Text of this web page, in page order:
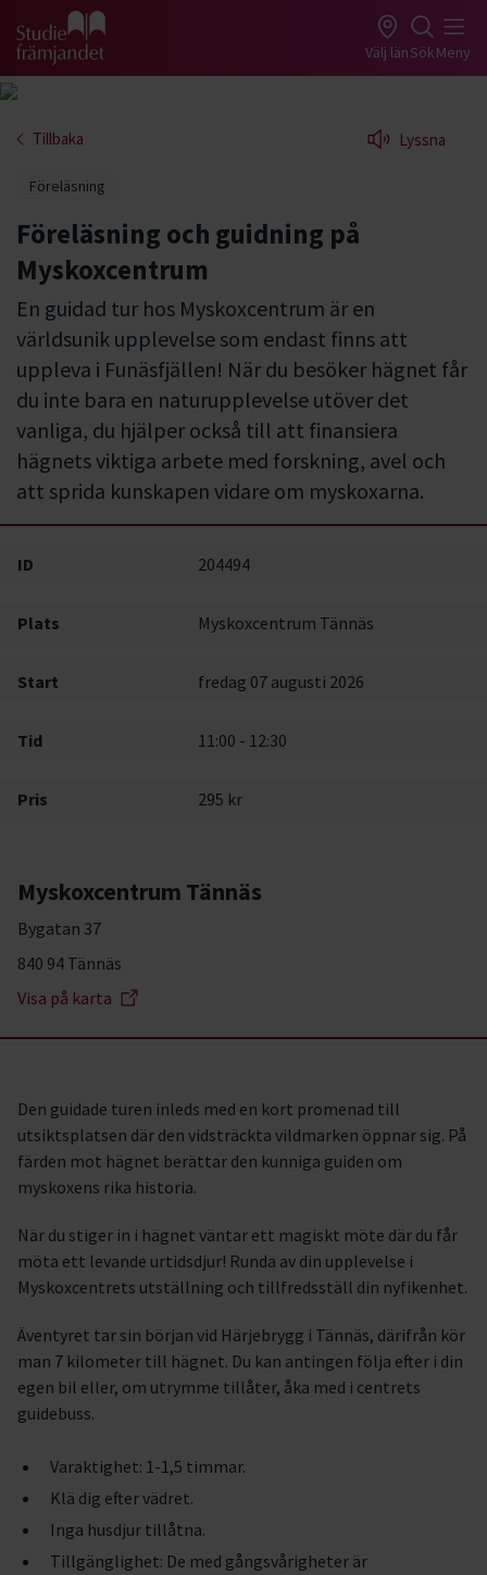
Gå till studiefrämjandets startsida Välj länSökMeny
Tillbaka Lyssna
Föreläsning
Föreläsning och guidning på
Myskoxcentrum
En guidad tur hos Myskoxcentrum är en
världsunik upplevelse som endast finns att
uppleva i Funäsfjällen! När du besöker hägnet får
du inte bara en naturupplevelse utöver det
vanliga, du hjälper också till att finansiera
hägnets viktiga arbete med forskning, avel och
att sprida kunskapen vidare om myskoxarna.
ID 204494
Plats Myskoxcentrum Tännäs
Start fredag 07 augusti 2026
Tid 11:00 - 12:30
Pris 295 kr
Myskoxcentrum Tännäs
Bygatan 37
840 94 Tännäs
Visa på karta
Den guidade turen inleds med en kort promenad till
utsiktsplatsen där den vidsträckta vildmarken öppnar sig. På
färden mot hägnet berättar den kunniga guiden om
myskoxens rika historia.
När du stiger in i hägnet väntar ett magiskt möte där du får
möta ett levande urtidsdjur! Runda av din upplevelse i
Myskoxcentrets utställning och tillfredsställ din nyfikenhet.
Äventyret tar sin början vid Härjebrygg i Tännäs, därifrån kör
man 7 kilometer till hägnet. Du kan antingen följa efter i din
egen bil eller, om utrymme tillåter, åka med i centrets
guidebuss.
Varaktighet: 1-1,5 timmar.
Klä dig efter vädret.
Inga husdjur tillåtna.
Tillgänglighet: De med gångsvårigheter är